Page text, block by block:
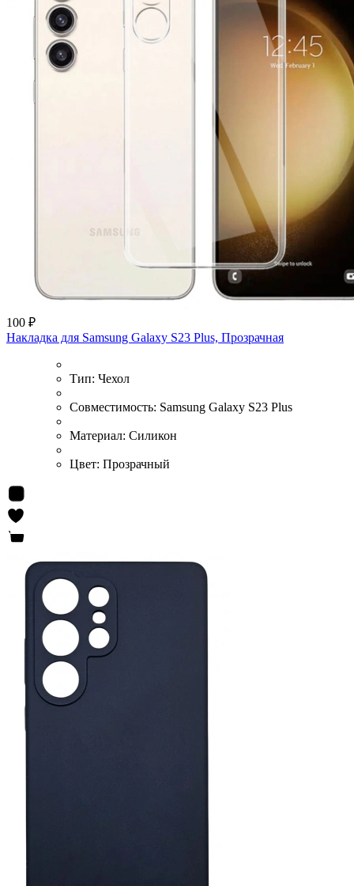
100 ₽
Накладка для Samsung Galaxy S23 Plus, Прозрачная
Тип: Чехол
Совместимость: Samsung Galaxy S23 Plus
Материал: Силикон
Цвет: Прозрачный